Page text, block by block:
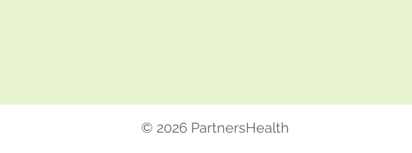
© 2026 PartnersHealth